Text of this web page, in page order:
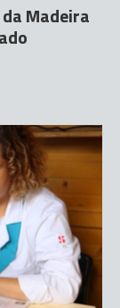
Madeira